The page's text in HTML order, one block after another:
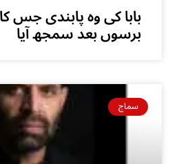
بابا کی وہ پابندی
برسوں بعد سمجھ آیا
سماج